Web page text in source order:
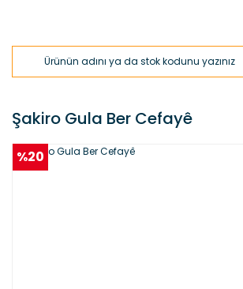
Şakiro Gula Ber Cefayê
%20